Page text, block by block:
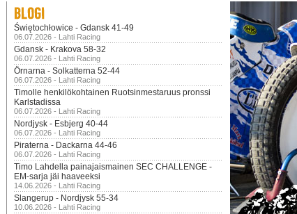
Świętochłowice - Gdansk 41-49
06.07.2026 - Lahti Racing
Gdansk - Krakova 58-32
06.07.2026 - Lahti Racing
Örnarna - Solkatterna 52-44
06.07.2026 - Lahti Racing
Timolle henkilökohtainen Ruotsinmestaruus pronssi
Karlstadissa
06.07.2026 - Lahti Racing
Nordjysk - Esbjerg 40-44
06.07.2026 - Lahti Racing
Piraterna - Dackarna 44-46
06.07.2026 - Lahti Racing
Timo Lahdella painajaismainen SEC CHALLENGE -
EM-sarja jäi haaveeksi
14.06.2026 - Lahti Racing
Slangerup - Nordjysk 55-34
10.06.2026 - Lahti Racing